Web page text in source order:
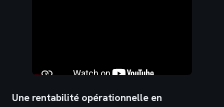
Une rentabilité opérationnelle en